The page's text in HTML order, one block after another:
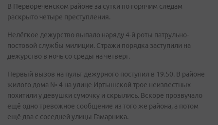
В Первореченском районе за сутки по горячим следам
раскрыто четыре преступления.
Нелёгкое дежурство выпало наряду 4-й роты патрульно-
постовой службы милиции. Стражи порядка заступили на
дежурство в ночь со среды на четверг.
Первый вызов на пульт дежурного поступил в 19.50. В районе
жилого дома № 4 на улице Иртышской трое неизвестных
похитили у девушки сумочку и скрылись. Вскоре прозвучало
ещё одно тревожное сообщение из того же района, а потом
ещё два с соседней улицы Гамарника.